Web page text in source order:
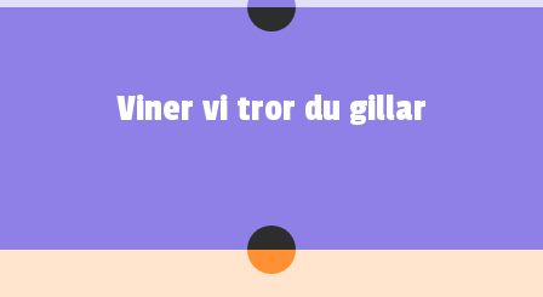
Viner vi tror du gillar